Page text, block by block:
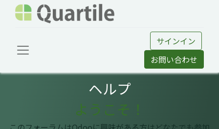
サインイン
お問い合わせ
ヘルプ
ようこそ！